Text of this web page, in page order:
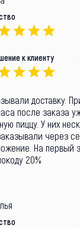
к клиенту
доставку.
после заказа
пиццу. У них
через
На первый
20%